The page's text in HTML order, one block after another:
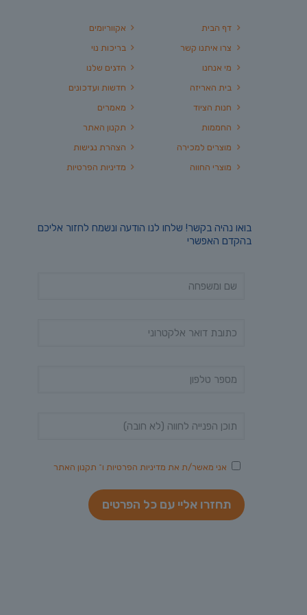
אקווריומים
בריכות נוי
הדגים שלנו
חדשות ועדכונים
מאמרים
תקנון האתר
הצהרת נגישות
מדיניות הפרטיות
דף הבית
צרו איתנו קשר
מי אנחנו
בית האריזה
חנות הציוד
החממות
מוצרים למכירה
מוצרי החווה
בואו נהיה בקשר! שלחו לנו הודעה ונשמח לחזור אליכם
בהקדם האפשרי
אני מאשר/ת את מדיניות הפרטיותו־ תקנון האתר